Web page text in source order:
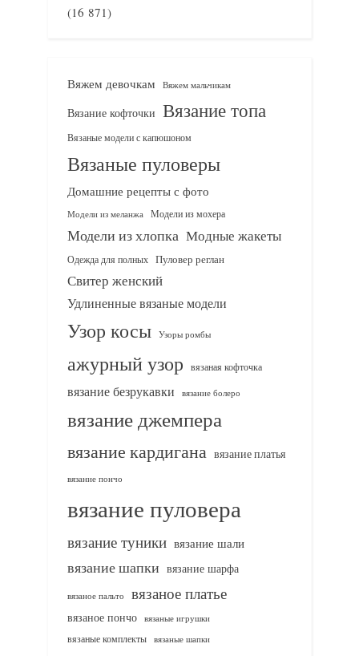
(16 871)
Вяжем девочкам Вяжем мальчикам
Вязание кофточки Вязание топа
Вязаные модели с капюшоном
Вязаные пуловеры
Домашние рецепты с фото
Модели из меланжа Модели из мохера
Модели из хлопка Модные жакеты
Одежда для полных Пуловер реглан
Свитер женский
Удлиненные вязаные модели
Узор косы Узоры ромбы
ажурный узор вязаная кофточка
вязание безрукавки вязание болеро
вязание джемпера
вязание кардигана вязание платья
вязание пончо
вязание пуловера
вязание туники вязание шали
вязание шапки вязание шарфа
вязаное пальто вязаное платье
вязаное пончо вязаные игрушки
вязаные комплекты
вязаные шапки